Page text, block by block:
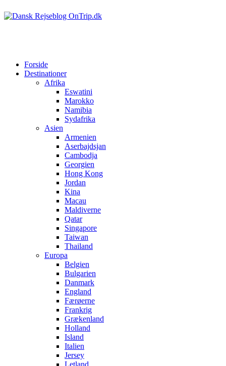
Forside
Destinationer
Afrika
Eswatini
Marokko
Namibia
Sydafrika
Asien
Armenien
Aserbajdsjan
Cambodja
Georgien
Hong Kong
Jordan
Kina
Macau
Maldiverne
Qatar
Singapore
Taiwan
Thailand
Europa
Belgien
Bulgarien
Danmark
England
Færøerne
Frankrig
Grækenland
Holland
Island
Italien
Jersey
Letland